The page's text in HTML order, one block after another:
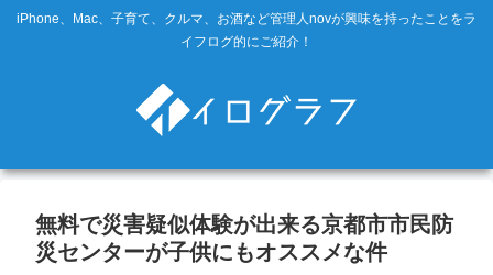
iPhone、Mac、子育て、クルマ、お酒など管理人novが興味を持ったことをラ
イフログ的にご紹介！
無料で災害疑似体験が出来る京都市市民防
災センターが子供にもオススメな件